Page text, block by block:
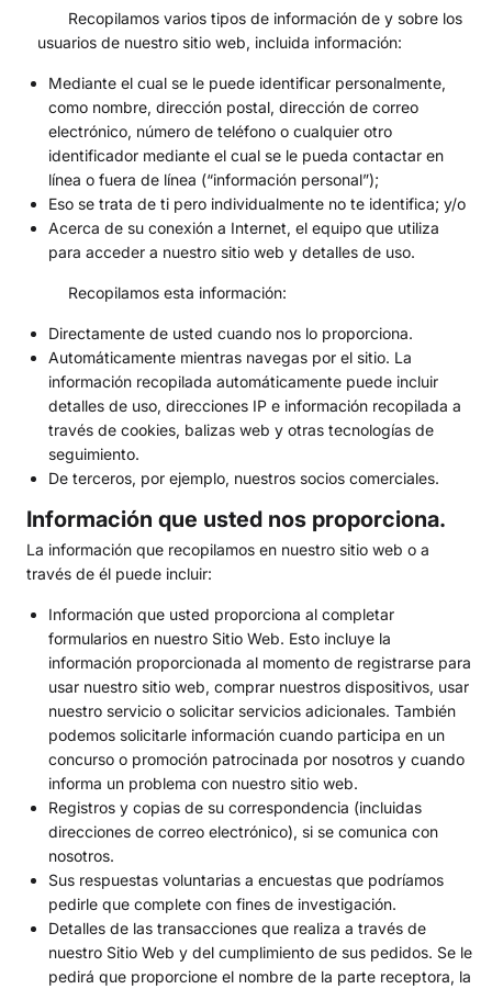
Recopilamos varios tipos de información de y sobre los
usuarios de nuestro sitio web, incluida información:
Mediante el cual se le puede identificar personalmente,
como nombre, dirección postal, dirección de correo
electrónico, número de teléfono o cualquier otro
identificador mediante el cual se le pueda contactar en
línea o fuera de línea (“información personal”);
Eso se trata de ti pero individualmente no te identifica; y/o
Acerca de su conexión a Internet, el equipo que utiliza
para acceder a nuestro sitio web y detalles de uso.
Recopilamos esta información:
Directamente de usted cuando nos lo proporciona.
Automáticamente mientras navegas por el sitio. La
información recopilada automáticamente puede incluir
detalles de uso, direcciones IP e información recopilada a
través de cookies, balizas web y otras tecnologías de
seguimiento.
De terceros, por ejemplo, nuestros socios comerciales.
Información que usted nos proporciona.
La información que recopilamos en nuestro sitio web o a
través de él puede incluir:
Información que usted proporciona al completar
formularios en nuestro Sitio Web. Esto incluye la
información proporcionada al momento de registrarse para
usar nuestro sitio web, comprar nuestros dispositivos, usar
nuestro servicio o solicitar servicios adicionales. También
podemos solicitarle información cuando participa en un
concurso o promoción patrocinada por nosotros y cuando
informa un problema con nuestro sitio web.
Registros y copias de su correspondencia (incluidas
direcciones de correo electrónico), si se comunica con
nosotros.
Sus respuestas voluntarias a encuestas que podríamos
pedirle que complete con fines de investigación.
Detalles de las transacciones que realiza a través de
nuestro Sitio Web y del cumplimiento de sus pedidos. Se le
pedirá que proporcione el nombre de la parte receptora, la